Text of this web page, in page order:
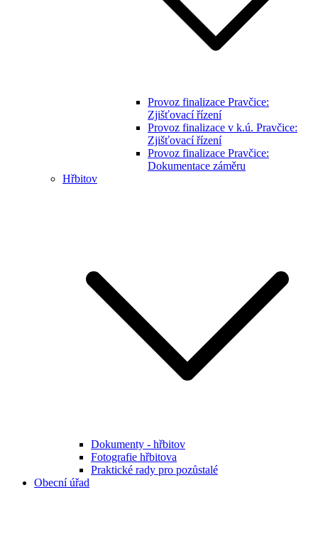
Provoz finalizace Pravčice:
Zjišťovací řízení
Provoz finalizace v k.ú. Pravčice:
Zjišťovací řízení
Provoz finalizace Pravčice:
Dokumentace záměru
Hřbitov
Dokumenty - hřbitov
Fotografie hřbitova
Praktické rady pro pozůstalé
Obecní úřad